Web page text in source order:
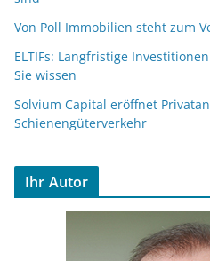
Von Poll Immobilien steht zum
ELTIFs: Langfristige
Sie wissen
Solvium Capital eröffnet
Schienengüterverkehr
Ihr Autor